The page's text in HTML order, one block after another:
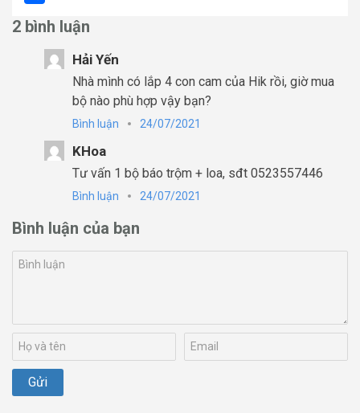
2 bình luận
Hải Yến
Nhà mình có lắp 4 con cam của Hik rồi, giờ mua
bộ nào phù hợp vậy bạn?
Bình luận 24/07/2021
KHoa
Tư vấn 1 bộ báo trộm + loa, sđt 0523557446
Bình luận 24/07/2021
Bình luận của bạn